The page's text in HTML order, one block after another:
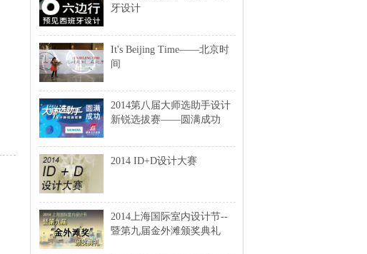
牙设计
It's Beijing Time——北京时
间
2014第八届大师选助手设计
新锐选拔赛——圆满成功
2014 ID+D设计大赛
2014上海国际室内设计节--
暨第九届金外滩颁奖典礼